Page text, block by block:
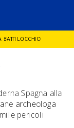
BATTILOCCHIO
DE CATALDO
Spagna alla
archeologa
pericoli